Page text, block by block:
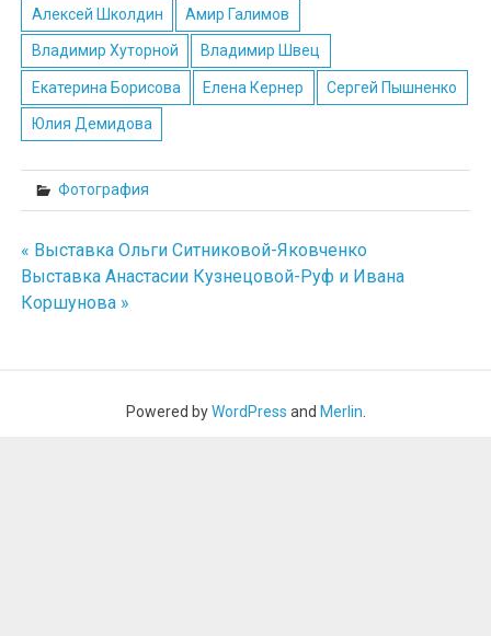
Алексей Школдин Амир Галимов
Владимир Хуторной Владимир Швец
Екатерина Борисова Елена Кернер Сергей Пышненко
Юлия Демидова
Фотография
Навигация
по
« Выставка Ольги Ситниковой-Яковченко
Выставка Анастасии Кузнецовой-Руф и Ивана
Коршунова »
Powered byWordPress and Merlin